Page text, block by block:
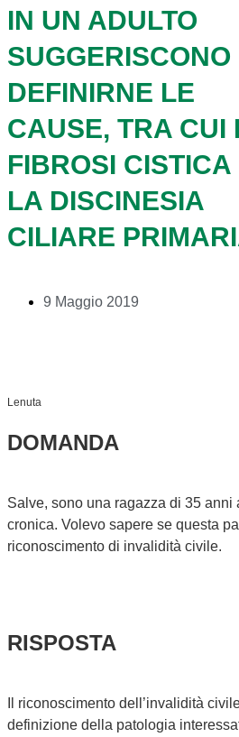
IN UN ADULTO
SUGGERISCONO
DEFINIRNE LE
CAUSE, TRA CUI
FIBROSI CISTICA
LA DISCINESIA
CILIARE
9 Maggio 2019
Lenuta
DOMANDA
Salve, sono una ragazza di 35 anni
cronica. Volevo sapere se questa
riconoscimento di invalidità civile.
RISPOSTA
Il riconoscimento dell’invalidità
definizione della patologia